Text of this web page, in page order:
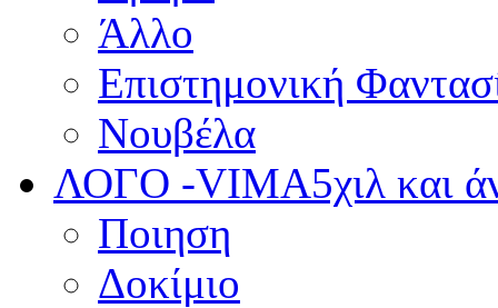
Άλλο
Επιστημονική
Νουβέλα
ΛΟΓΟ -VIMA5χιλ και
Ποιηση
Δοκίμιο